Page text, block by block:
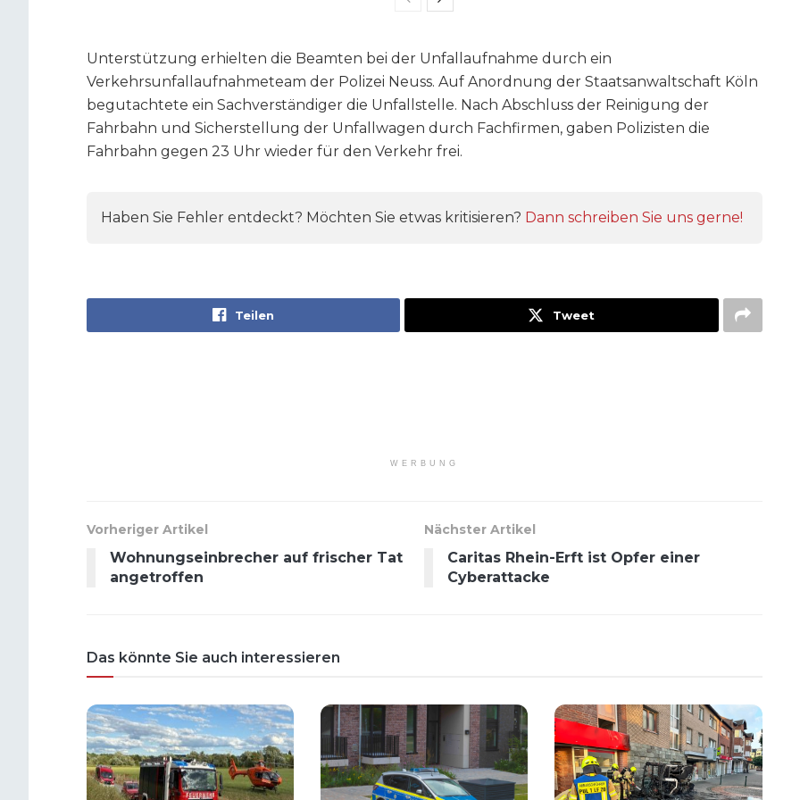
Unterstützung erhielten die Beamten bei der Unfallaufnahme durch ein
Verkehrsunfallaufnahmeteam der Polizei Neuss. Auf Anordnung der Staatsanwaltschaft Köln
begutachtete ein Sachverständiger die Unfallstelle. Nach Abschluss der Reinigung der
Fahrbahn und Sicherstellung der Unfallwagen durch Fachfirmen, gaben Polizisten die
Fahrbahn gegen 23 Uhr wieder für den Verkehr frei.
Haben Sie Fehler entdeckt? Möchten Sie etwas kritisieren? Dann schreiben Sie uns gerne!
Teilen Tweet
WERBUNG
Vorheriger Artikel
Wohnungseinbrecher auf frischer Tat
angetroffen
Nächster Artikel
Caritas Rhein-Erft ist Opfer einer
Cyberattacke
Das könnte Sie auch interessieren